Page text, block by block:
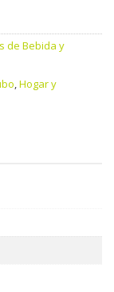
de Bebida y
,Hogar y